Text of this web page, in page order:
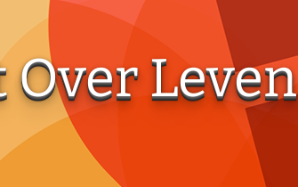
Over Leven